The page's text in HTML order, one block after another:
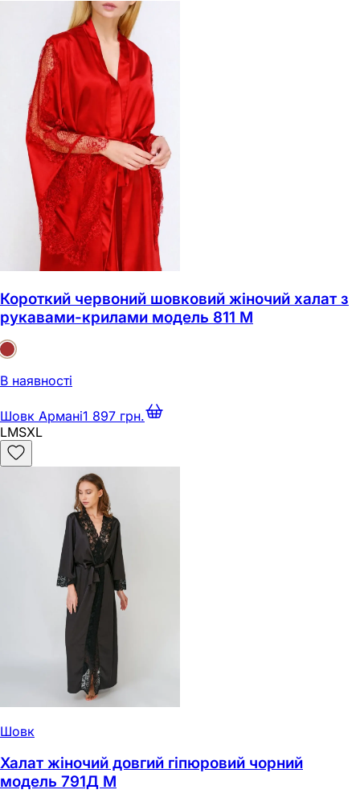
Короткий червоний шовковий жіночий халат з
рукавами-крилами модель 811 M
В наявності
Шовк Армані1 897 грн.
LMSXL
Шовк
Халат жіночий довгий гіпюровий чорний
модель 791Д M